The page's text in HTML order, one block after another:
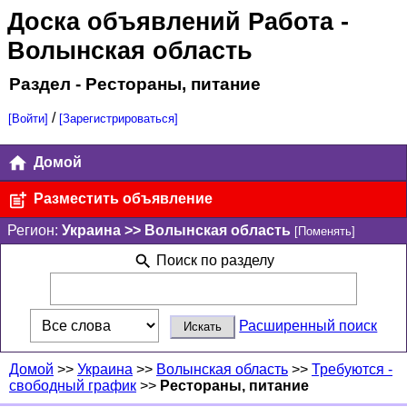
Доска объявлений Работа-
Волынская область
Раздел - Рестораны, питание
[Войти] / [Зарегистрироваться]
Домой
Разместить объявление
Регион: Украина >> Волынская область [Поменять]
Поиск по разделу
Расширенный поиск
Домой >> Украина >> Волынская область >> Требуются -
свободный график >> Рестораны, питание